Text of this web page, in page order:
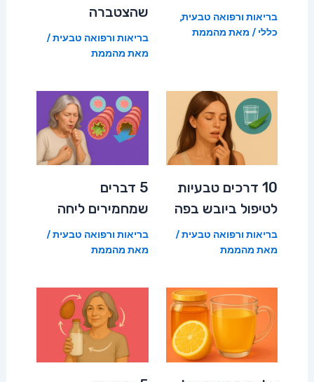
בריאות ורפואה טבעית,
כללי / מאת מהממת
שהצטברה
בריאות ורפואה טבעית/
מאת מהממת
10 דרכים טבעיות
לטיפול ביובש בפה
בריאות ורפואה טבעית/
מאת מהממת
5 דברים
שמחמירים ליחה
בריאות ורפואה טבעית/
מאת מהממת